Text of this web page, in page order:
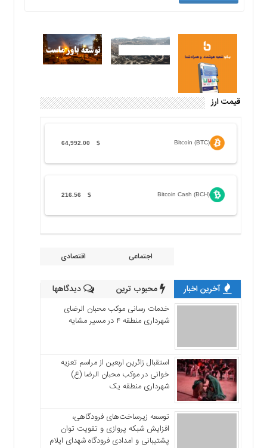
قیمت ارز
Bitcoin (BTC)
$
64,992.00
Bitcoin Cash (BCH)
$
216.56
اجتماعی اقتصادی
آخرین اخبار محبوب ترین دیدگاهها
خدمات رسانی موکب محبان الرضای
شهرداری منطقه ۴ در مسیر مشایه
استقبال زائرین اربعین از مراسم تعزیه
خوانی در موکب محبان الرضا (ع)
شهرداری منطقه یک
توسعه زیرساخت‌های فرودگاهی،
افزایش شبکه پروازی و تقویت توان
پشتیبانی و امدادی فرودگاه شهدای ایلام